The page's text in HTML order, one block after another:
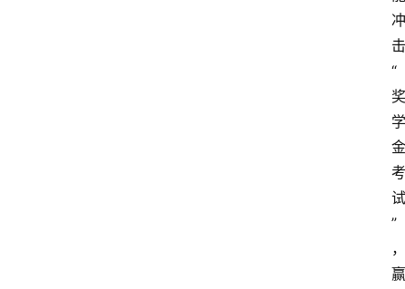
冲
击
“
奖
学
金
考
试
”
，
赢